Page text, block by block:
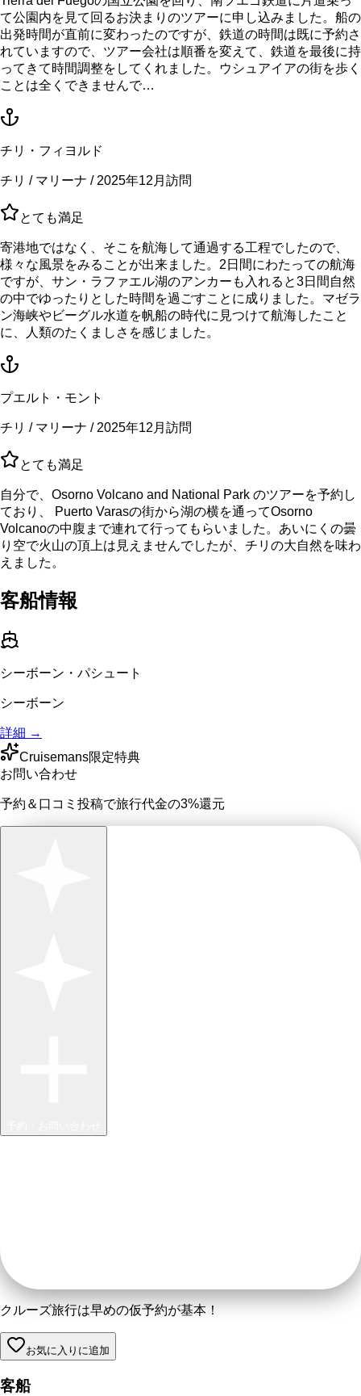
て公園内を見て回るお決まりのツアーに申し込みました。船の
出発時間が直前に変わったのですが、鉄道の時間は既に予約さ
れていますので、ツアー会社は順番を変えて、鉄道を最後に持
ってきて時間調整をしてくれました。ウシュアイアの街を歩く
ことは全くできませんで…
チリ・フィヨルド
チリ / マリーナ / 2025年12月訪問
とても満足
寄港地ではなく、そこを航海して通過する工程でしたので、
様々な風景をみることが出来ました。2日間にわたっての航海
ですが、サン・ラファエル湖のアンカーも入れると3日間自然
の中でゆったりとした時間を過ごすことに成りました。マゼラ
ン海峡やビーグル水道を帆船の時代に見つけて航海したこと
に、人類のたくましさを感じました。
プエルト・モント
チリ / マリーナ / 2025年12月訪問
とても満足
自分で、Osorno Volcano and National Park のツアーを予約し
ており、 Puerto Varasの街から湖の横を通ってOsorno
Volcanoの中腹まで連れて行ってもらいました。あいにくの曇
り空で火山の頂上は見えませんでしたが、チリの大自然を味わ
えました。
客船情報
シーボーン・パシュート
シーボーン
詳細 →
Cruisemans限定特典
お問い合わせ
予約＆口コミ投稿で旅行代金の3%還元
クルーズ旅行は早めの仮予約が基本！
お気に入りに追加
客船